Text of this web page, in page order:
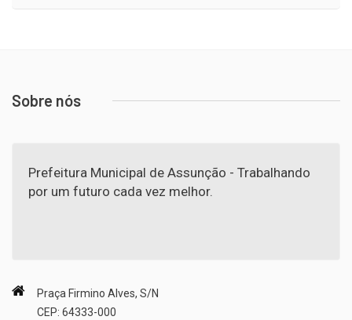
Sobre nós
Prefeitura Municipal de Assunção - Trabalhando
por um futuro cada vez melhor.
Praça Firmino Alves, S/N
CEP: 64333-000